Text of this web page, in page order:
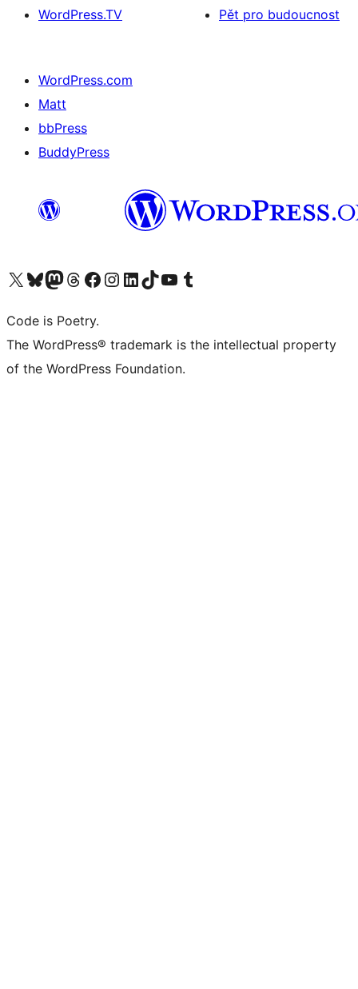
WordPress.TV
Pět pro budoucnost
WordPress.com
Matt
bbPress
BuddyPress
Navštivte náš účet na X (dříve Twitter)
Navštivte náš Bluesky účetNavštivte náš účet Mastodon
Navštivte náš Threads účetNavštivte naši stránku na Facebooku
Navštivte náš Instagram účetNavštivte náš LinkedIn účetNavštivte náš TikTok účetNavštivte náš YouTube kanálNavštivte náš Tumblr účet
Code is Poetry.
The WordPress® trademark is the intellectual property
of the WordPress Foundation.